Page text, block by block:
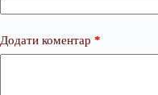
Додати коментар *